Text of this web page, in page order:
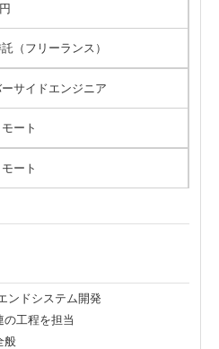
（フリーランス）
サイドエンジニア
ート
ート
ンドシステム開発
工程を担当
般